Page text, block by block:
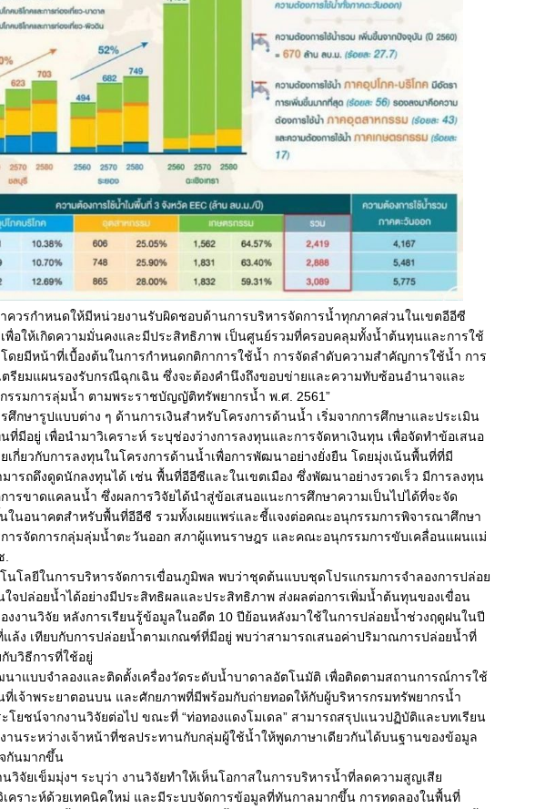
ควรกำหนดให้มีหน่วยงานรับผิดชอบด้านการบริหารจัดการน้ำทุกภาคส่วนในเขตอีอีซี
เพื่อให้เกิดความมั่นคงและมีประสิทธิภาพ เป็นศูนย์รวมที่ครอบคลุมทั้งน้ำต้นทุนและการใช้
ดยมีหน้าที่เบื้องต้นในการกำหนดกติกาการใช้น้ำ การจัดลำดับความสำคัญการใช้น้ำ การ
ตรียมแผนรองรับกรณีฉุกเฉิน ซึ่งจะต้องคำนึงถึงขอบข่ายและความทับซ้อนอำนาจและ
รมการลุ่มน้ำ ตามพระราชบัญญัติทรัพยากรน้ำ พ.ศ. 2561”
ศึกษารูปแบบต่าง ๆ ด้านการเงินสำหรับโครงการด้านน้ำ เริ่มจากการศึกษาและประเมิน
ที่มีอยู่ เพื่อนำมาวิเคราะห์ ระบุช่องว่างการลงทุนและการจัดหาเงินทุน เพื่อจัดทำข้อเสนอ
เกี่ยวกับการลงทุนในโครงการด้านน้ำเพื่อการพัฒนาอย่างยั่งยืน โดยมุ่งเน้นพื้นที่ที่มี
ารถดึงดูดนักลงทุนได้ เช่น พื้นที่อีอีซีและในเขตเมือง ซึ่งพัฒนาอย่างรวดเร็ว มีการลงทุน
การขาดแคลนน้ำ ซึ่งผลการวิจัยได้นำสู่ข้อเสนอแนะการศึกษาความเป็นไปได้ที่จะจัด
ในอนาคตสำหรับพื้นที่อีอีซี รวมทั้งเผยแพร่และชี้แจงต่อคณะอนุกรรมการพิจารณาศึกษา
ารจัดการกลุ่มลุ่มน้ำตะวันออก สภาผู้แทนราษฎร และคณะอนุกรรมการขับเคลื่อนแผนแม่
.
นโลยีในการบริหารจัดการเขื่อนภูมิพล พบว่าชุดต้นแบบชุดโปรแกรมการจำลองการปล่อย
จปล่อยน้ำได้อย่างมีประสิทธิผลและประสิทธิภาพ ส่งผลต่อการเพิ่มน้ำต้นทุนของเขื่อน
งงานวิจัย หลังการเรียนรู้ข้อมูลในอดีต 10 ปีย้อนหลังมาใช้ในการปล่อยน้ำช่วงฤดูฝนในปี
แล้ง เทียบกับการปล่อยน้ำตามเกณฑ์ที่มีอยู่ พบว่าสามารถเสนอค่าปริมาณการปล่อยน้ำที่
กับวิธีการที่ใช้อยู่
าแบบจำลองและติดตั้งเครื่องวัดระดับน้ำบาดาลอัตโนมัติ เพื่อติดตามสถานการณ์การใช้
เจ้าพระยาตอนบน และศักยภาพที่มีพร้อมกับถ่ายทอดให้กับผู้บริหารกรมทรัพยากรน้ำ
โยชน์จากงานวิจัยต่อไป ขณะที่ “ท่อทองแดงโมเดล” สามารถสรุปแนวปฏิบัติและบทเรียน
านระหว่างเจ้าหน้าที่ชลประทานกับกลุ่มผู้ใช้น้ำให้พูดภาษาเดียวกันได้บนฐานของข้อมูล
กันมากขึ้น
วิจัยเข็มมุ่งฯ ระบุว่า งานวิจัยทำให้เห็นโอกาสในการบริหารน้ำที่ลดความสูญเสีย
เคราะห์ด้วยเทคนิคใหม่ และมีระบบจัดการข้อมูลที่ทันกาลมากขึ้น การทดลองในพื้นที่